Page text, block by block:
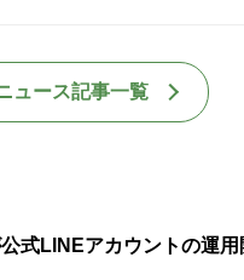
ュース記事一覧
式LINEアカウントの運